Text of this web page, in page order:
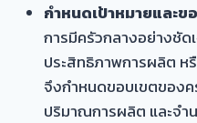
กำหนดเป้าหมายและข
การมีครัวกลางอย่างชัด
ประสิทธิภาพการผลิต
จึงกำหนดขอบเขตของค
ปริมาณการผลิต และจำ